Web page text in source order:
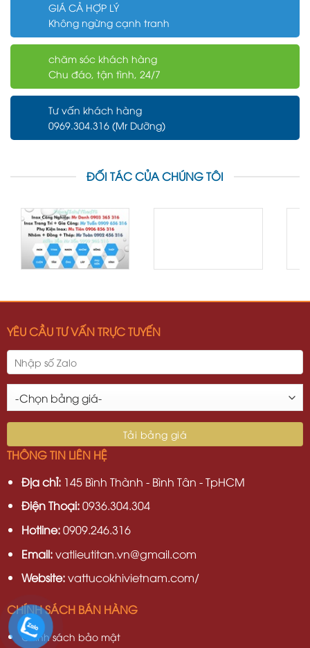
GIÁ CẢ HỢP LÝ
Không ngừng cạnh tranh
chăm sóc khách hàng
Chu đáo, tận tình, 24/7
Tư vấn khách hàng
0969.304.316 (Mr Dưỡng)
ĐỐI TÁC CỦA CHÚNG TÔI
YÊU CẦU TƯ VẤN TRỰC TUYẾN
THÔNG TIN LIÊN HỆ
Địa chỉ:145 Bình Thành - Bình Tân - TpHCM
Điện Thoại:0936.304.304
Hotline:0909.246.316
Email:vatlieutitan.vn@gmail.com
Website:vattucokhivietnam.com/
CHÍNH SÁCH BÁN HÀNG
Chính sách bảo mật